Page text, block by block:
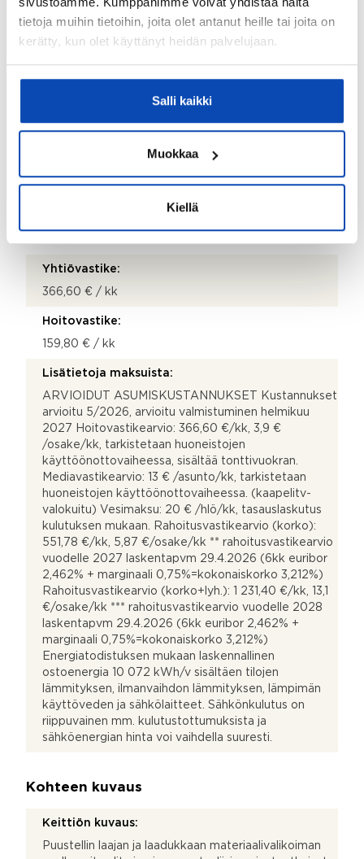
tietoja muihin tietoihin, joita olet antanut heille tai joita on
kerätty, kun olet käyttänyt heidän palvelujaan.
Salli kaikki
Muokkaa
Kiellä
Omistusmuoto:
Oma
Ei
Hinta ja kustannukset
349 700 €
Yhtiövastike:
366,60 € / kk
Hoitovastike:
159,80 € / kk
Lisätietoja maksuista:
ARVIOIDUT ASUMISKUSTANNUKSET Kustannukset
arvioitu 5/2026, arvioitu valmistuminen helmikuu
2027 Hoitovastikearvio: 366,60 €/kk, 3,9 €
/osake/kk, tarkistetaan huoneistojen
käyttöönottovaiheessa, sisältää tonttivuokran.
Mediavastikearvio: 13 € /asunto/kk, tarkistetaan
huoneistojen käyttöönottovaiheessa. (kaapelitv-
valokuitu) Vesimaksu: 20 € /hlö/kk, tasauslaskutus
kulutuksen mukaan. Rahoitusvastikearvio (korko):
551,78 €/kk, 5,87 €/osake/kk ** rahoitusvastikearvio
vuodelle 2027 laskentapvm 29.4.2026 (6kk euribor
2,462% + marginaali 0,75%=kokonaiskorko 3,212%)
Rahoitusvastikearvio (korko+lyh.): 1 231,40 €/kk, 13,1
€/osake/kk *** rahoitusvastikearvio vuodelle 2028
laskentapvm 29.4.2026 (6kk euribor 2,462% +
marginaali 0,75%=kokonaiskorko 3,212%)
Energiatodistuksen mukaan laskennallinen
ostoenergia 10 072 kWh/v sisältäen tilojen
lämmityksen, ilmanvaihdon lämmityksen, lämpimän
käyttöveden ja sähkölaitteet. Sähkönkulutus on
riippuvainen mm. kulutustottumuksista ja
sähköenergian hinta voi vaihdella suuresti.
Kohteen kuvaus
Keittiön kuvaus:
Puustellin laajan ja laadukkaan materiaalivalikoiman